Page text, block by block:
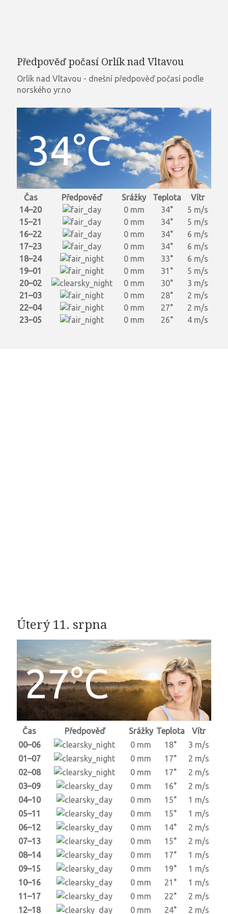
Předpověď počasí Orlík nad Vltavou
Orlík nad Vltavou - dnešní předpověď počasí podle
norského yr.no
34°C
Čas Předpověď Srážky Teplota
Vítr
14–20
0 mm 34°
5 m/s
15–21
0 mm 34°
5 m/s
16–22
0 mm 34°
6 m/s
17–23
0 mm 34°
6 m/s
18–24
0 mm 33°
6 m/s
19–01
0 mm 31°
5 m/s
20–02
0 mm 30°
3 m/s
21–03
0 mm 28°
2 m/s
22–04
0 mm 27°
2 m/s
23–05
0 mm 26° 4 m/s
Úterý 11. srpna
27°C
Čas Předpověď Srážky Teplota
Vítr
00–06
0 mm 18°
3 m/s
01–07
0 mm 17°
2 m/s
02–08
0 mm 17°
2 m/s
03–09
0 mm 16°
2 m/s
04–10
0 mm 15°
1 m/s
05–11
0 mm 15°
1 m/s
06–12
0 mm 14°
2 m/s
07–13
0 mm 15°
2 m/s
08–14
0 mm 17°
1 m/s
09–15
0 mm 19°
1 m/s
10–16
0 mm 21°
1 m/s
11–17
0 mm 22°
2 m/s
12–18
0 mm 24° 2 m/s